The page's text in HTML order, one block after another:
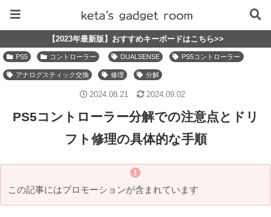
【2023年最新版】おすすめキーボードはこちら>>
PS5 コントローラー DUALSENSE PS5コントローラー
アナログスティック交換 修理 分解
PS5コントローラー分解での注意点とドリ
フト修理の具体的な手順
この記事にはプロモーションが含まれています
2024.08.21 2024.09.02